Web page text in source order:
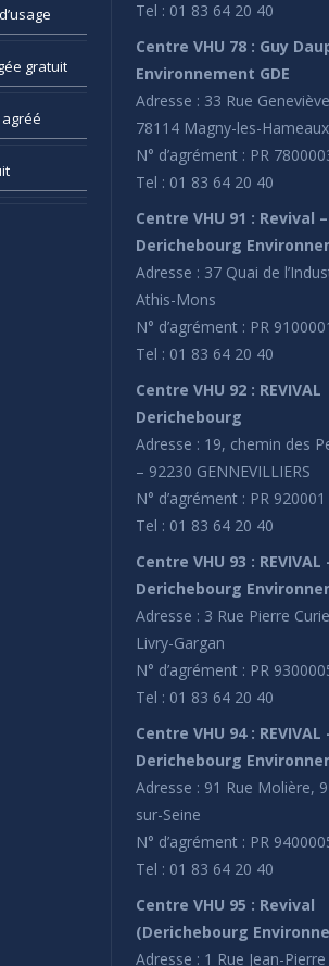
gratuit
Tel : 01 83 64 20 40
Centre VHU 78 : Guy
Environnement GDE
Adresse : 33 Rue
78114 Magny-les-Hameaux
N° d’agrément : PR
Tel : 01 83 64 20 40
Centre VHU 91 : Revival –
Derichebourg
Adresse : 37 Quai de
Athis-Mons
N° d’agrément : PR
Tel : 01 83 64 20 40
Centre VHU 92 : REVIVAL
Derichebourg
Adresse : 19, chemin des
– 92230 GENNEVILLIERS
N° d’agrément : PR
Tel : 01 83 64 20 40
Centre VHU 93 : REVIVAL
Derichebourg
Adresse : 3 Rue Pierre
Livry-Gargan
N° d’agrément : PR
Tel : 01 83 64 20 40
Centre VHU 94 : REVIVAL
Derichebourg
Adresse : 91 Rue Molière,
sur-Seine
N° d’agrément : PR
Tel : 01 83 64 20 40
Centre VHU 95 : Revival
(Derichebourg
Adresse : 1 Rue Jean-